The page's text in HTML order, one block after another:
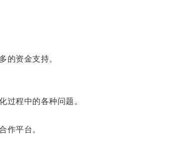
资金支持。
程中的各种问题。
作平台。